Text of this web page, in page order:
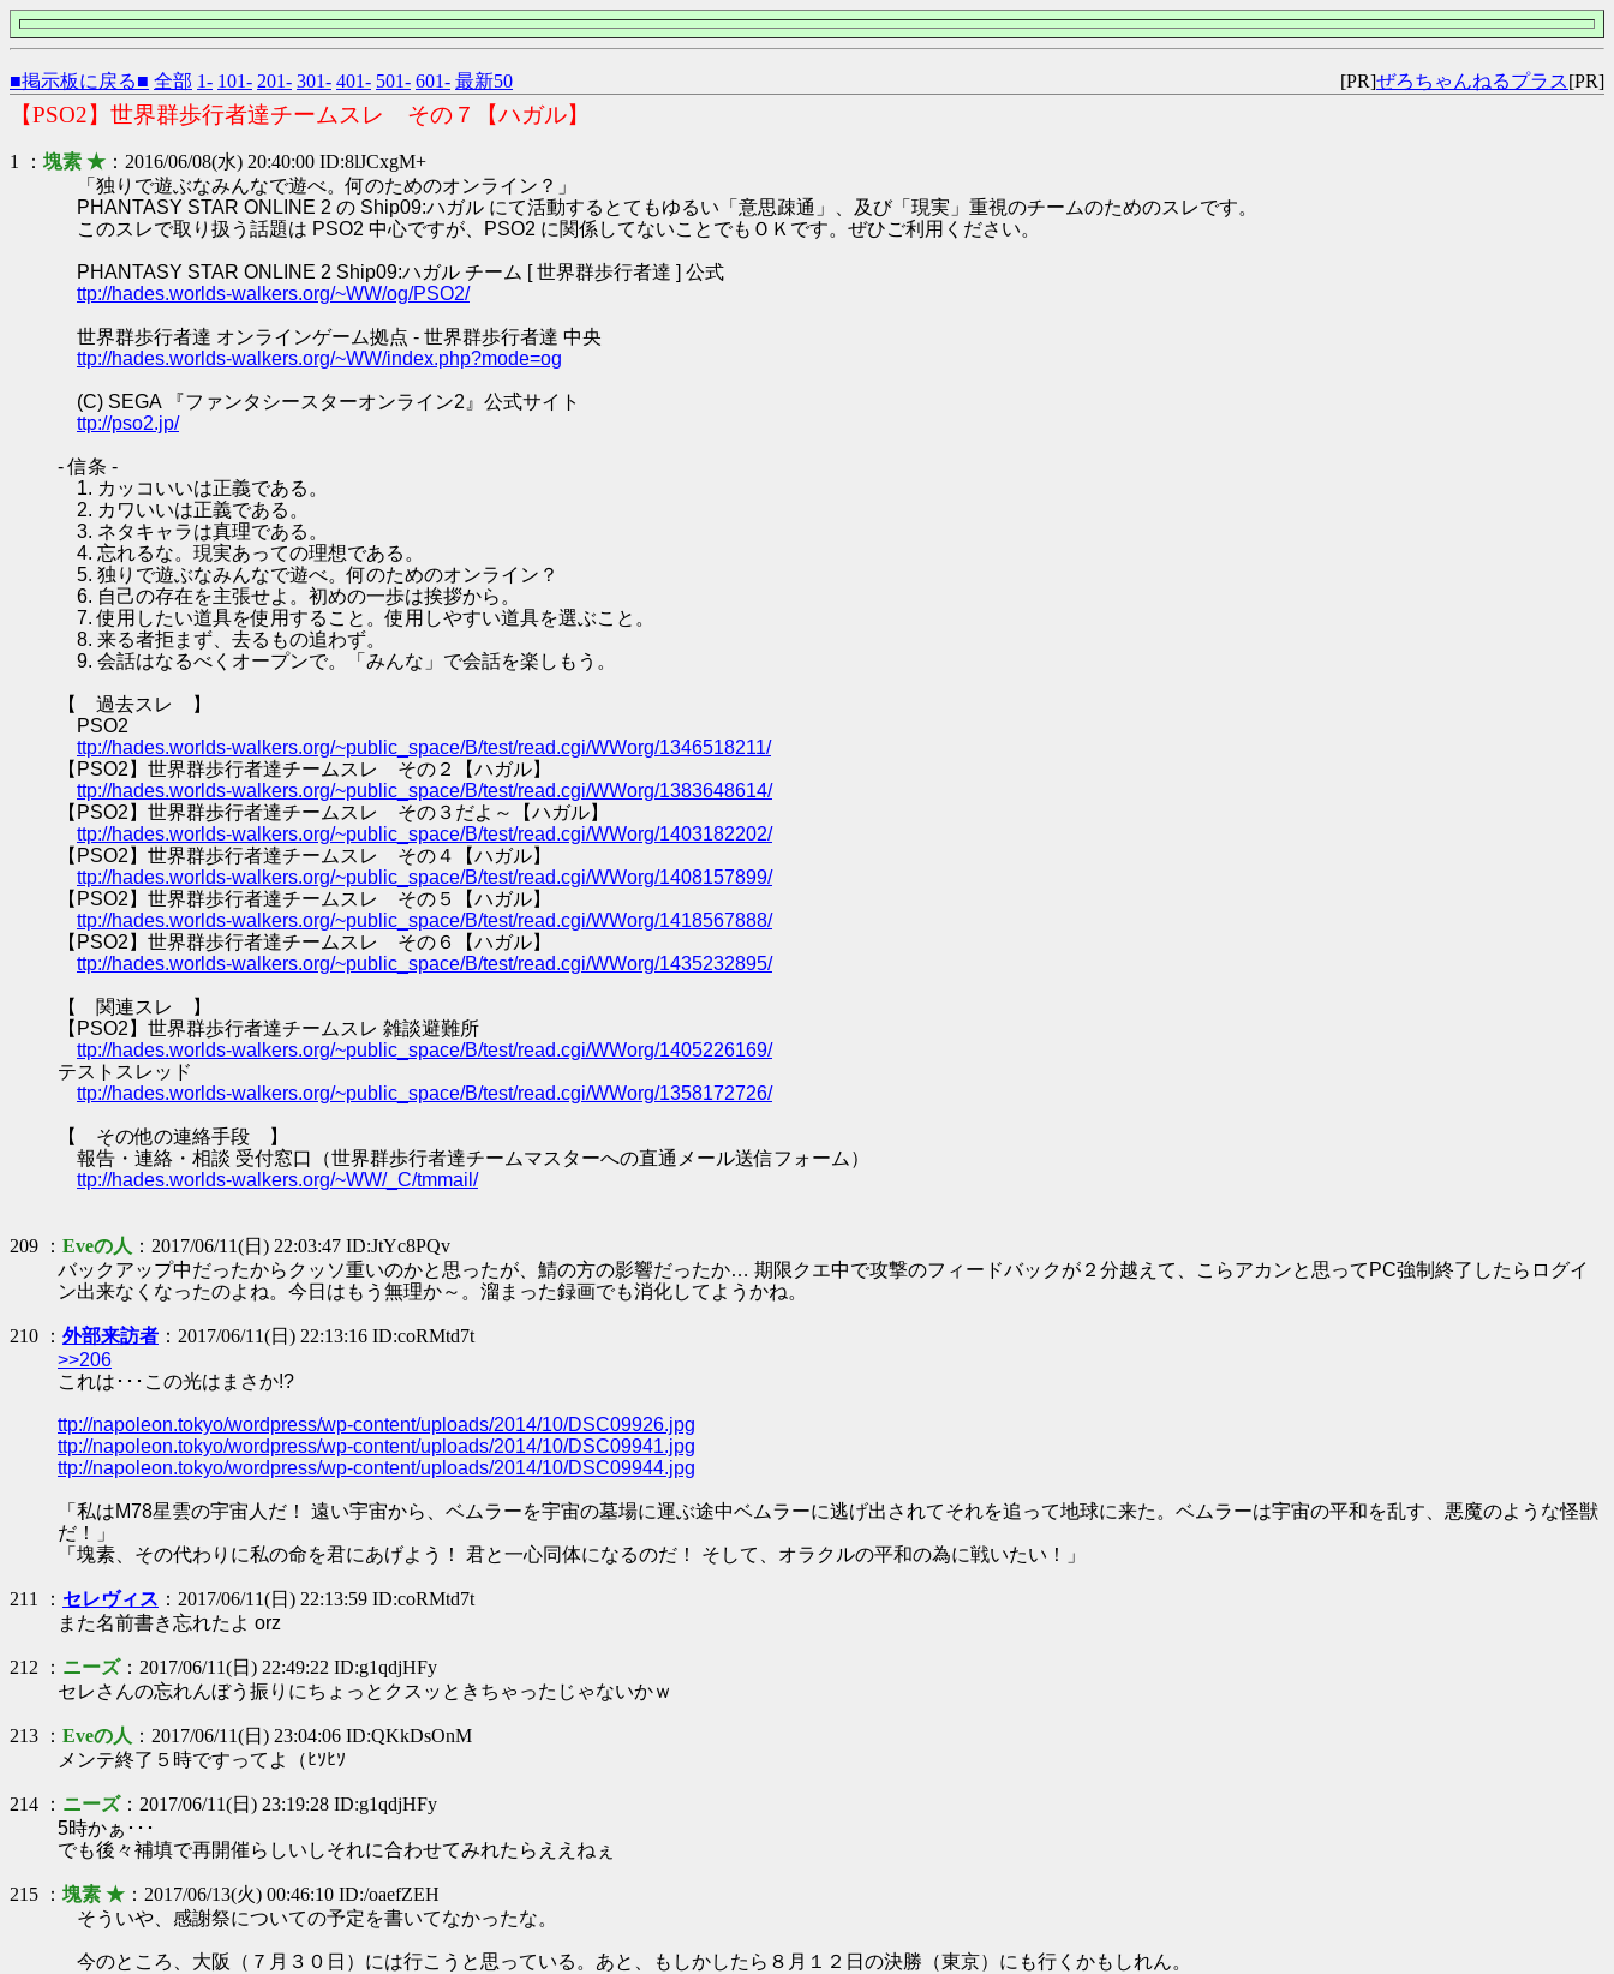
■掲示板に戻る■ 全部 1- 101- 201- 301- 401- 501- 601- 最新50 [PR]ぜろちゃんねるプラス[PR]
【PSO2】世界群歩行者達チームスレ その７【ハガル】
1 ： 塊素 ★ ：2016/06/08(水) 20:40:00 ID:8lJCxgM+
「独りで遊ぶなみんなで遊べ。何のためのオンライン？」
PHANTASY STAR ONLINE 2 の Ship09:ハガル にて活動するとてもゆるい「意思疎通」、及び「現実」重視のチームのためのスレです。
このスレで取り扱う話題は PSO2 中心ですが、PSO2 に関係してないことでもＯＫです。ぜひご利用ください。
PHANTASY STAR ONLINE 2 Ship09:ハガル チーム [ 世界群歩行者達 ] 公式
ttp://hades.worlds-walkers.org/~WW/og/PSO2/
世界群歩行者達 オンラインゲーム拠点 - 世界群歩行者達 中央
ttp://hades.worlds-walkers.org/~WW/index.php?mode=og
(C) SEGA 『ファンタシースターオンライン2』公式サイト
ttp://pso2.jp/
- 信条 -
1. カッコいいは正義である。
2. カワいいは正義である。
3. ネタキャラは真理である。
4. 忘れるな。現実あっての理想である。
5. 独りで遊ぶなみんなで遊べ。何のためのオンライン？
6. 自己の存在を主張せよ。初めの一歩は挨拶から。
7. 使用したい道具を使用すること。使用しやすい道具を選ぶこと。
8. 来る者拒まず、去るもの追わず。
9. 会話はなるべくオープンで。「みんな」で会話を楽しもう。
【 過去スレ 】
PSO2
ttp://hades.worlds-walkers.org/~public_space/B/test/read.cgi/WWorg/1346518211/
【PSO2】世界群歩行者達チームスレ その２【ハガル】
ttp://hades.worlds-walkers.org/~public_space/B/test/read.cgi/WWorg/1383648614/
【PSO2】世界群歩行者達チームスレ その３だよ～【ハガル】
ttp://hades.worlds-walkers.org/~public_space/B/test/read.cgi/WWorg/1403182202/
【PSO2】世界群歩行者達チームスレ その４【ハガル】
ttp://hades.worlds-walkers.org/~public_space/B/test/read.cgi/WWorg/1408157899/
【PSO2】世界群歩行者達チームスレ その５【ハガル】
ttp://hades.worlds-walkers.org/~public_space/B/test/read.cgi/WWorg/1418567888/
【PSO2】世界群歩行者達チームスレ その６【ハガル】
ttp://hades.worlds-walkers.org/~public_space/B/test/read.cgi/WWorg/1435232895/
【 関連スレ 】
【PSO2】世界群歩行者達チームスレ 雑談避難所
ttp://hades.worlds-walkers.org/~public_space/B/test/read.cgi/WWorg/1405226169/
テストスレッド
ttp://hades.worlds-walkers.org/~public_space/B/test/read.cgi/WWorg/1358172726/
【 その他の連絡手段 】
報告・連絡・相談 受付窓口（世界群歩行者達チームマスターへの直通メール送信フォーム）
ttp://hades.worlds-walkers.org/~WW/_C/tmmail/
209 ： Eveの人 ：2017/06/11(日) 22:03:47 ID:JtYc8PQv
バックアップ中だったからクッソ重いのかと思ったが、鯖の方の影響だったか… 期限クエ中で攻撃のフィードバックが２分越えて、こらアカンと思ってPC強制終了したらログイ
ン出来なくなったのよね。今日はもう無理か～。溜まった録画でも消化してようかね。
210 ： 外部来訪者 ：2017/06/11(日) 22:13:16 ID:coRMtd7t
>>206
これは･･･この光はまさか!?
ttp://napoleon.tokyo/wordpress/wp-content/uploads/2014/10/DSC09926.jpg
ttp://napoleon.tokyo/wordpress/wp-content/uploads/2014/10/DSC09941.jpg
ttp://napoleon.tokyo/wordpress/wp-content/uploads/2014/10/DSC09944.jpg
「私はM78星雲の宇宙人だ！ 遠い宇宙から、ベムラーを宇宙の墓場に運ぶ途中ベムラーに逃げ出されてそれを追って地球に来た。ベムラーは宇宙の平和を乱す、悪魔のような怪獣
だ！」
「塊素、その代わりに私の命を君にあげよう！ 君と一心同体になるのだ！ そして、オラクルの平和の為に戦いたい！」
211 ： セレヴィス ：2017/06/11(日) 22:13:59 ID:coRMtd7t
また名前書き忘れたよ orz
212 ： ニーズ：2017/06/11(日) 22:49:22 ID:g1qdjHFy
セレさんの忘れんぼう振りにちょっとクスッときちゃったじゃないかｗ
213 ： Eveの人 ：2017/06/11(日) 23:04:06 ID:QKkDsOnM
メンテ終了５時ですってよ（ﾋｿﾋｿ
214 ： ニーズ：2017/06/11(日) 23:19:28 ID:g1qdjHFy
5時かぁ･･･
でも後々補填で再開催らしいしそれに合わせてみれたらええねぇ
215 ： 塊素 ★ ：2017/06/13(火) 00:46:10 ID:/oaefZEH
そういや、感謝祭についての予定を書いてなかったな。
今のところ、大阪（７月３０日）には行こうと思っている。あと、もしかしたら８月１２日の決勝（東京）にも行くかもしれん。